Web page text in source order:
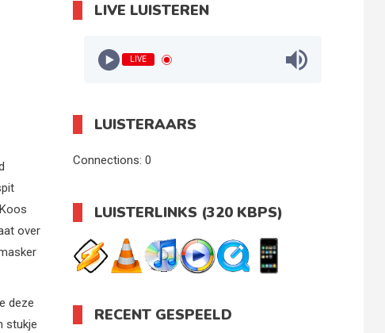
over
deze
stukje
LIVE LUISTEREN
LIVE
LUISTERAARS
Connections:0
LUISTERLINKS (320 KBPS)
RECENT GESPEELD